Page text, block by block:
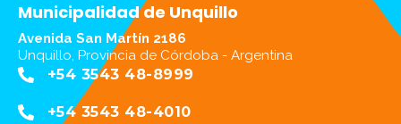
Municipalidad de Unquillo
Avenida San Martín 2186
Unquillo, Provincia de Córdoba - Argentina
+54 3543 48-8999
+54 3543 48-4010